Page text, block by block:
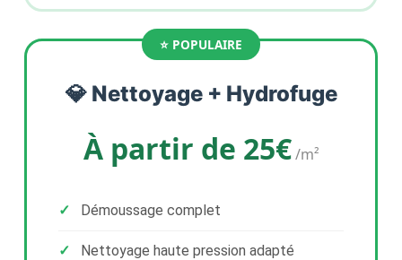
💎 Nettoyage + Hydrofuge
À partir de 25€/m²
Démoussage complet
Nettoyage haute pression adapté